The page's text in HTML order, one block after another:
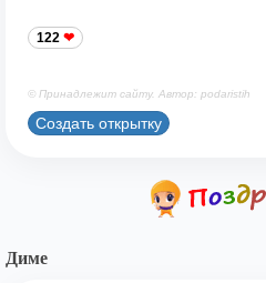
122
© Принадлежит сайту. Автор: podaristih
Создать открытку
Диме